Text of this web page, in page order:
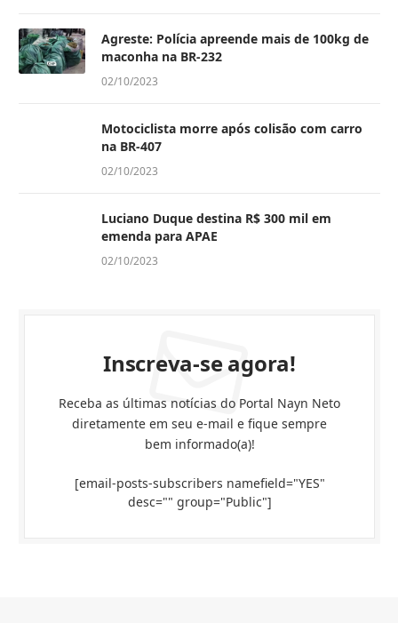
Agreste: Polícia apreende mais de 100kg de
maconha na BR-232
02/10/2023
Motociclista morre após colisão com carro
na BR-407
02/10/2023
Luciano Duque destina R$ 300 mil em
emenda para APAE
02/10/2023
Inscreva-se agora!
Receba as últimas notícias do Portal Nayn Neto
diretamente em seu e-mail e fique sempre
bem informado(a)!
[email-posts-subscribers namefield="YES"
desc="" group="Public"]